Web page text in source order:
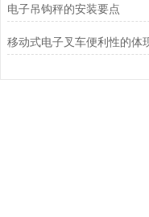
电子吊钩秤的安装要点
移动式电子叉车便利性的体